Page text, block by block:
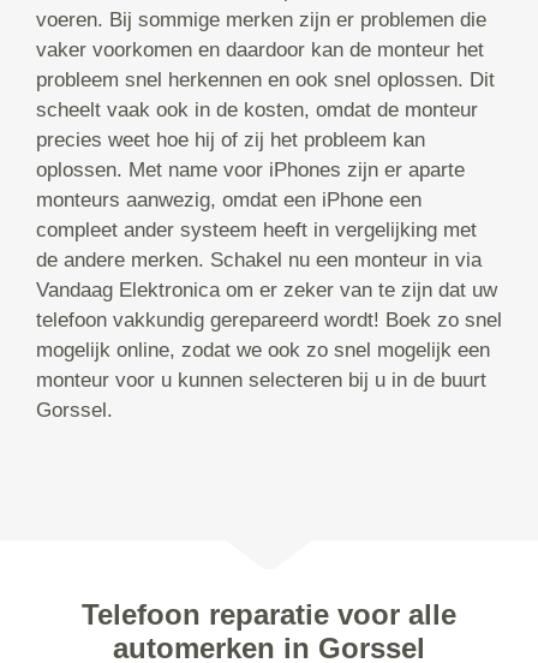
voeren. Bij sommige merken zijn er problemen die
vaker voorkomen en daardoor kan de monteur het
probleem snel herkennen en ook snel oplossen. Dit
scheelt vaak ook in de kosten, omdat de monteur
precies weet hoe hij of zij het probleem kan
oplossen. Met name voor iPhones zijn er aparte
monteurs aanwezig, omdat een iPhone een
compleet ander systeem heeft in vergelijking met
de andere merken. Schakel nu een monteur in via
Vandaag Elektronica om er zeker van te zijn dat uw
telefoon vakkundig gerepareerd wordt! Boek zo snel
mogelijk online, zodat we ook zo snel mogelijk een
monteur voor u kunnen selecteren bij u in de buurt
Gorssel.
Telefoon reparatie voor alle
automerken in Gorssel